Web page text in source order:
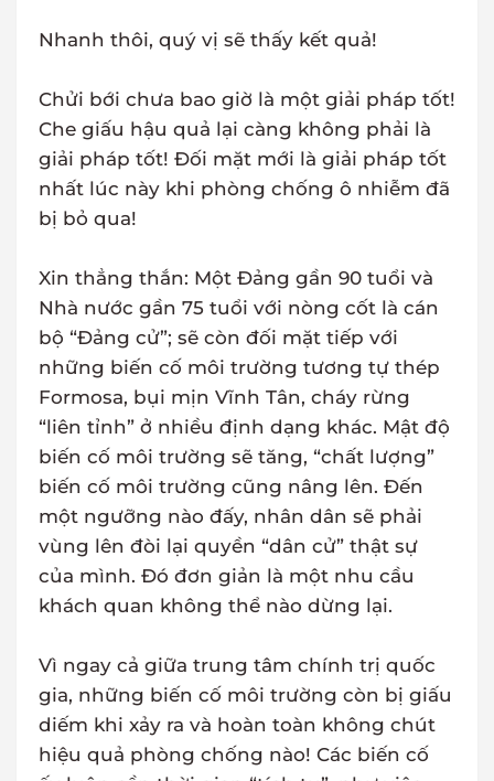
Nhanh thôi, quý vị sẽ thấy kết quả!
Chửi bới chưa bao giờ là một giải pháp tốt!
Che giấu hậu quả lại càng không phải là
giải pháp tốt! Đối mặt mới là giải pháp tốt
nhất lúc này khi phòng chống ô nhiễm đã
bị bỏ qua!
Xin thẳng thắn: Một Đảng gần 90 tuổi và
Nhà nước gần 75 tuổi với nòng cốt là cán
bộ “Đảng cử”; sẽ còn đối mặt tiếp với
những biến cố môi trường tương tự thép
Formosa, bụi mịn Vĩnh Tân, cháy rừng
“liên tỉnh” ở nhiều định dạng khác. Mật độ
biến cố môi trường sẽ tăng, “chất lượng”
biến cố môi trường cũng nâng lên. Đến
một ngưỡng nào đấy, nhân dân sẽ phải
vùng lên đòi lại quyền “dân cử” thật sự
của mình. Đó đơn giản là một nhu cầu
khách quan không thể nào dừng lại.
Vì ngay cả giữa trung tâm chính trị quốc
gia, những biến cố môi trường còn bị giấu
diếm khi xảy ra và hoàn toàn không chút
hiệu quả phòng chống nào! Các biến cố